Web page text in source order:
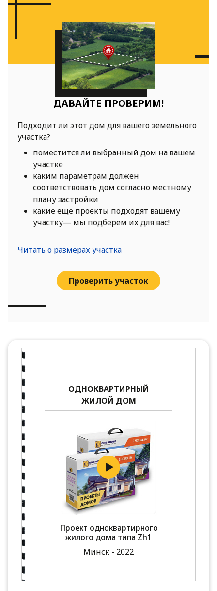
ДАВАЙТЕ ПРОВЕРИМ!
Подходит ли этот дом для вашего земельного
участка?
поместится ли выбранный дом на вашем
участке
каким параметрам должен
соответствовать дом согласно местному
плану застройки
какие еще проекты подходят вашему
участку— мы подберем их для вас!
Читать о размерах участка
Проверить участок
ОДНОКВАРТИРНЫЙ
ЖИЛОЙ ДОМ
Проект одноквартирного
жилого дома типа Zh1
Минск - 2022